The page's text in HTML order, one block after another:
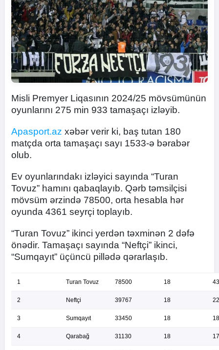
Misli Premyer Liqasının 2024/25 mövsümünün
oyunlarını 275 min 933 tamaşaçı izləyib.
Apasport.az xəbər verir ki, baş tutan 180
matçda orta tamaşaçı sayı 1533-ə bərabər
olub.
Ev oyunlarındakı izləyici sayında “Turan
Tovuz” hamını qabaqlayıb. Qərb təmsilçisi
mövsüm ərzində 78500, orta hesabla hər
oyunda 4361 seyrçi toplayıb.
“Turan Tovuz” ikinci yerdən təxminən 2 dəfə
önədir. Tamaşaçı sayında “Neftçi” ikinci,
“Sumqayıt” üçüncü pillədə qərarlaşıb.
1 Turan Tovuz 78500 18
2 Neftçi 39767 18
3 Sumqayıt 33450 18
4 Qarabağ 31130 18